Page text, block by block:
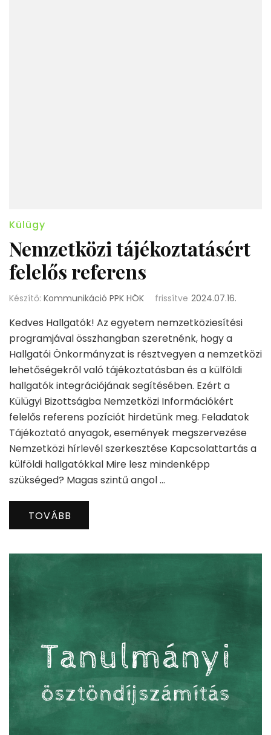
Külügy
Nemzetközi tájékoztatásért
felelős referens
Készítő: Kommunikáció PPK HÖK frissítve 2024.07.16.
Kedves Hallgatók! Az egyetem nemzetköziesítési
programjával összhangban szeretnénk, hogy a
Hallgatói Önkormányzat is résztvegyen a nemzetközi
lehetőségekről való tájékoztatásban és a külföldi
hallgatók integrációjának segítésében. Ezért a
Külügyi Bizottságba Nemzetközi Információkért
felelős referens pozíciót hirdetünk meg. Feladatok
Tájékoztató anyagok, események megszervezése
Nemzetközi hírlevél szerkesztése Kapcsolattartás a
külföldi hallgatókkal Mire lesz mindenképp
szükséged? Magas szintű angol …
TOVÁBB